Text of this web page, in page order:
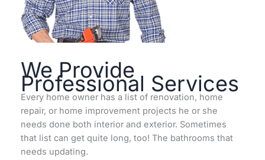
We Provide
Professional Services
Every home owner has a list of renovation, home
repair, or home improvement projects he or she
needs done both interior and exterior. Sometimes
that list can get quite long, too! The bathrooms that
needs updating.